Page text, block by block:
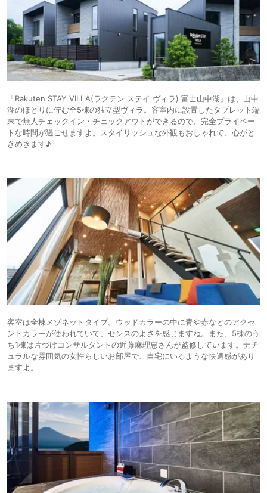
「Rakuten STAY VILLA(ラクテン ステイ ヴィラ) 富士山中湖」は、山中
湖のほとりに佇む全5棟の独立型ヴィラ。客室内に設置したタブレット端
末で無人チェックイン・チェックアウトができるので、完全プライベー
トな時間が過ごせますよ。スタイリッシュな外観もおしゃれで、心がと
きめきます♪
客室は全棟メゾネットタイプ。ウッドカラーの中に青や赤などのアクセ
ントカラーが使われていて、センスのよさを感じますね。また、5棟のう
ち1棟は片づけコンサルタントの近藤麻理恵さんが監修しています。ナチ
ュラルな雰囲気の女性らしいお部屋で、自宅にいるような快適感があり
ますよ。